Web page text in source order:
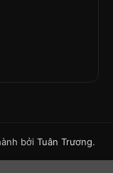
bởi Tuân Trương.